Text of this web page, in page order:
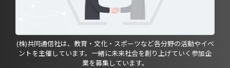
(株)共同通信社は、教育・文化・スポーツなど各分野の活動やイベ
ントを主催しています。一緒に未来社会を創り上げていく参加企
業を募集しています。